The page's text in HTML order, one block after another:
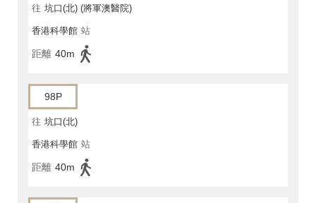
往 坑口(北) (將軍澳醫院)
香港科學館 站
距離 40m
98P
往 坑口(北)
香港科學館 站
距離 40m